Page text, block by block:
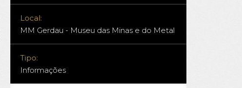
Local:
MM Gerdau - Museu das Minas e do Metal
Tipo:
Informações